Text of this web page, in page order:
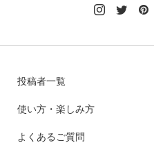
投稿者一覧
使い方・楽しみ方
よくあるご質問